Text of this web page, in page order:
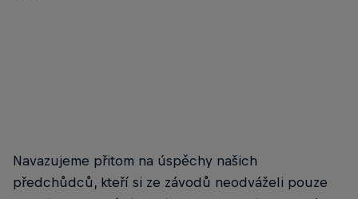
Navazujeme přitom na úspěchy našich
předchůdců, kteří si ze závodů neodváželi pouze